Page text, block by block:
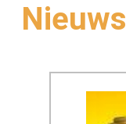
Nieuws